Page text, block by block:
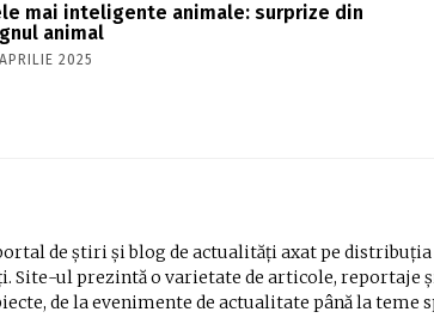
mai inteligente animale: surprize din
animal
2025
de știri și blog de actualități axat pe distribuția
Site-ul prezintă o varietate de articole, reportaje
de la evenimente de actualitate până la teme